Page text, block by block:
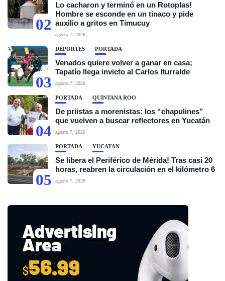
02
Lo cacharon y terminó en un Rotoplas!
Hombre se esconde en un tinaco y pide
auxilio a gritos en Timucuy
agosto 7, 2026
03
DEPORTES PORTADA
Venados quiere volver a ganar en casa;
Tapatío llega invicto al Carlos Iturralde
agosto 7, 2026
04
PORTADA QUINTANA ROO
De priistas a morenistas: los “chapulines”
que vuelven a buscar reflectores en Yucatán
agosto 7, 2026
05
PORTADA YUCATÁN
Se libera el Periférico de Mérida! Tras casi 20
horas, reabren la circulación en el kilómetro 6
agosto 7, 2026